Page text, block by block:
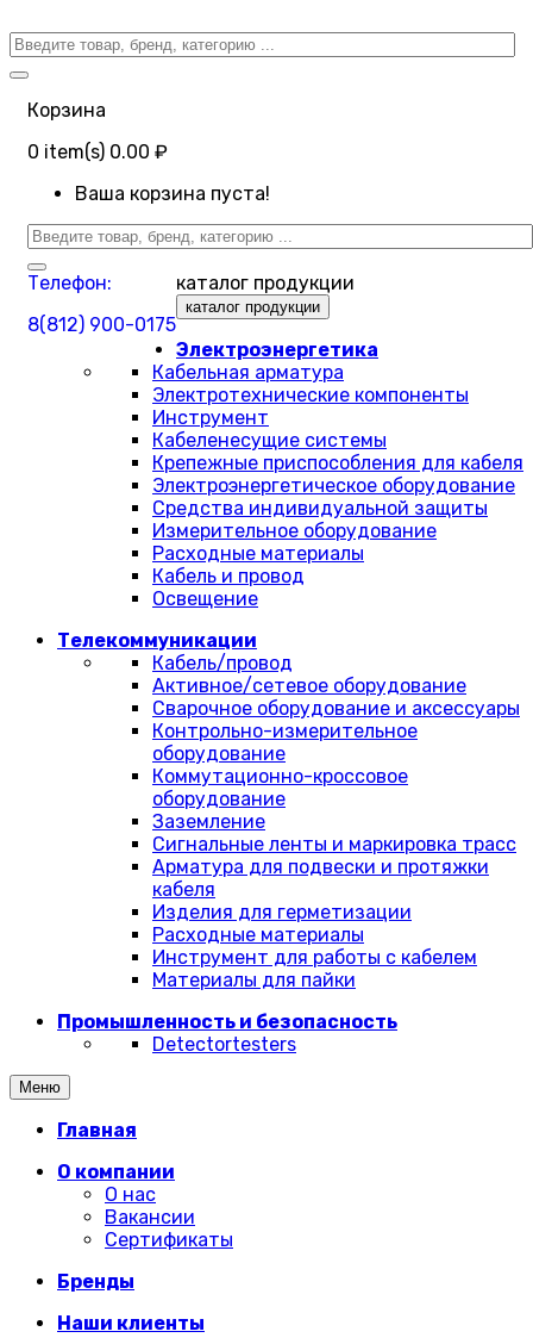
Корзина
0 item(s) 0.00 ₽
Ваша корзина пуста!
Телефон:
8(812) 900-0175
каталог продукции
каталог продукции
Электроэнергетика
Кабельная арматура
Электротехнические компоненты
Инструмент
Кабеленесущие системы
Крепежные приспособления для кабеля
Электроэнергетическое оборудование
Средства индивидуальной защиты
Измерительное оборудование
Расходные материалы
Кабель и провод
Освещение
Телекоммуникации
Кабель/провод
Активное/сетевое оборудование
Сварочное оборудование и аксессуары
Контрольно-измерительное
оборудование
Коммутационно-кроссовое
оборудование
Заземление
Сигнальные ленты и маркировка трасс
Арматура для подвески и протяжки
кабеля
Изделия для герметизации
Расходные материалы
Инструмент для работы с кабелем
Материалы для пайки
Промышленность и безопасность
Detectortesters
Меню
Главная
О компании
О нас
Вакансии
Сертификаты
Бренды
Наши клиенты